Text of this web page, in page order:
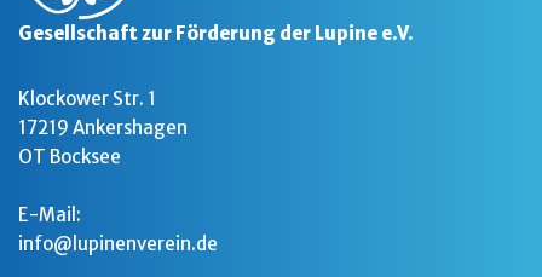
Gesellschaft zur Förderung der Lupine e.V.
Klockower Str. 1
17219 Ankershagen
OT Bocksee
E-Mail:
info@lupinenverein.de